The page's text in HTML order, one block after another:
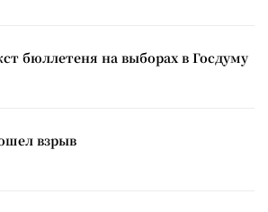
бюллетеня на выборах в Госдуму
взрыв